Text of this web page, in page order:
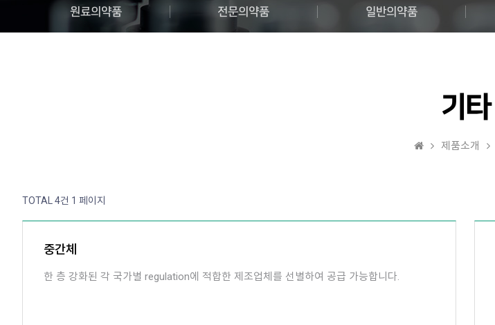
원료의약품 전문의약품 일반의약품
기타
제품소개
TOTAL 4건 1 페이지
중간체
한 층 강화된 각 국가별 regulation에 적합한 제조업체를 선별하여 공급 가능합니다.